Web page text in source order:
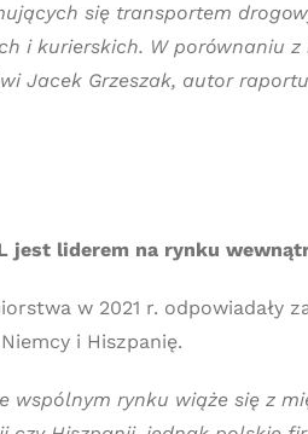
się transportem
i kurierskich. W porównaniu
Jacek Grzeszak, autor
jest liderem na rynku
w 2021 r.
i Hiszpanię.
wspólnym rynku wiąże się z